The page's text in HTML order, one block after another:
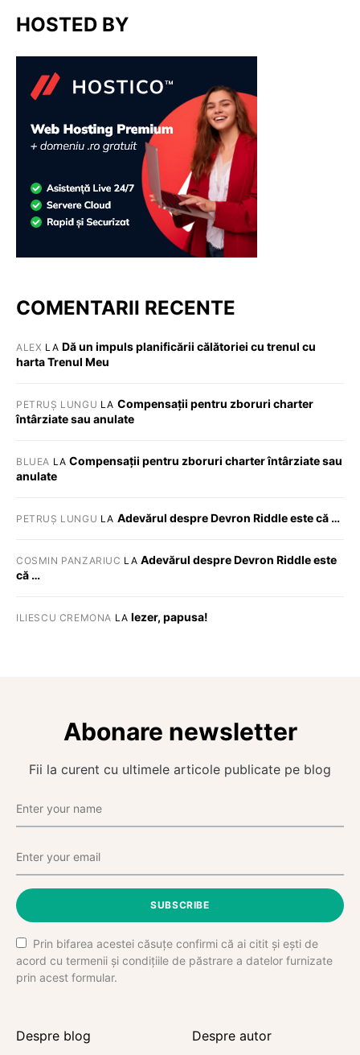
HOSTED BY
COMENTARII RECENTE
ALEX LA Dă un impuls planificării călătoriei cu trenul cu
harta Trenul Meu
PETRUȘ LUNGU LA Compensații pentru zboruri charter
întârziate sau anulate
BLUEA LACompensații pentru zboruri charter întârziate sau
anulate
PETRUȘ LUNGU LA Adevărul despre Devron Riddle este că …
COSMIN PANZARIUC LA Adevărul despre Devron Riddle este
că …
ILIESCU CREMONA LAIezer, papusa!
Abonare newsletter
Fii la curent cu ultimele articole publicate pe blog
SUBSCRIBE
Prin bifarea acestei căsuțe confirmi că ai citit și ești de
acord cu termenii și condițiile de păstrare a datelor furnizate
prin acest formular.
Despre blog Despre autor